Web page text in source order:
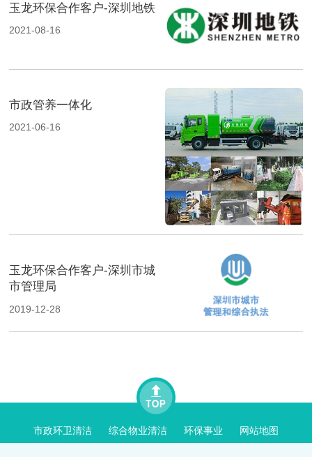
玉龙环保合作客户-深圳地铁
2021-08-16
市政管养一体化
2021-06-16
玉龙环保合作客户-深圳市城
市管理局
2019-12-28
市政环卫清洁 综合物业清洁 环保事业 网站地图